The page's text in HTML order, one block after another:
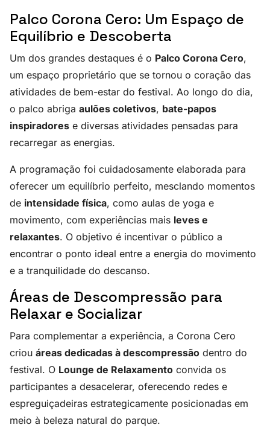
Palco Corona Cero: Um Espaço de
Equilíbrio e Descoberta
Um dos grandes destaques é o Palco Corona Cero,
um espaço proprietário que se tornou o coração das
atividades de bem-estar do festival. Ao longo do dia,
o palco abriga aulões coletivos, bate-papos
inspiradores e diversas atividades pensadas para
recarregar as energias.
A programação foi cuidadosamente elaborada para
oferecer um equilíbrio perfeito, mesclando momentos
de intensidade física, como aulas de yoga e
movimento, com experiências mais leves e
relaxantes. O objetivo é incentivar o público a
encontrar o ponto ideal entre a energia do movimento
e a tranquilidade do descanso.
Áreas de Descompressão para
Relaxar e Socializar
Para complementar a experiência, a Corona Cero
criou áreas dedicadas à descompressão dentro do
festival. O Lounge de Relaxamento convida os
participantes a desacelerar, oferecendo redes e
espreguiçadeiras estrategicamente posicionadas em
meio à beleza natural do parque.